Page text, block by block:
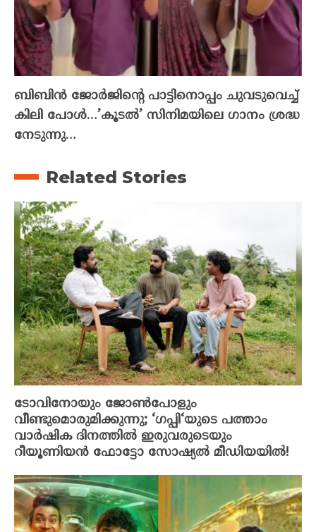
ബിബിൻ ജോർജിന്റെ പാട്ടിനൊപ്പം ചുവടുവെച്ച്
കിലി പോൾ…’കൂടൽ’ സിനിമയിലെ ഗാനം ശ്രദ്ധ
നേടുന്നു…
Related Stories
ടോവിനോയും ജോൺപോളും
വീണ്ടുമൊരുമിക്കുന്നു; ‘ഗപ്പി‘യുടെ പത്താം
വാർഷിക ദിനത്തിൽ ഇരുവരുടെയും
റീയൂണിയൻ ഫോട്ടോ സോഷ്യൽ മീഡിയയിൽ!